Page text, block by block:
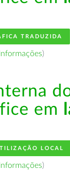
TRADUZIDA
Informações)
em
LOCAL
Informações)